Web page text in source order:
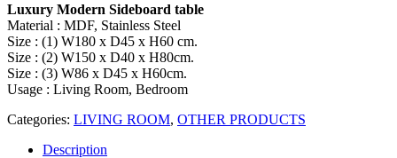
Luxury Modern Sideboard table
Material : MDF, Stainless Steel
Size : (1) W180 x D45 x H60 cm.
Size : (2) W150 x D40 x H80cm.
Size : (3) W86 x D45 x H60cm.
Usage : Living Room, Bedroom
Categories: LIVING ROOM, OTHER PRODUCTS
Description